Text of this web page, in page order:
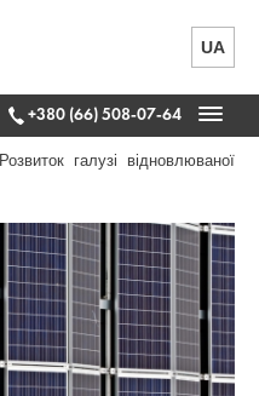
UA
+380 (66) 508-07-64
Розвиток галузі відновлюваної